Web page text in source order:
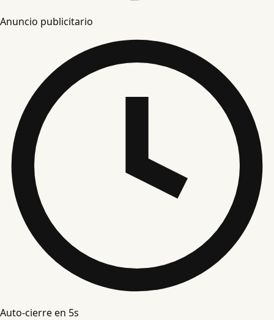
Anuncio publicitario
Auto-cierre en 4s